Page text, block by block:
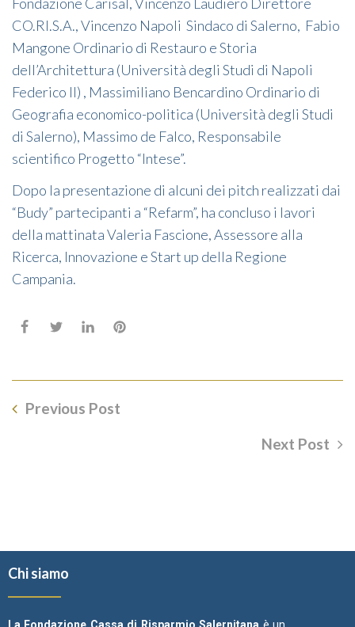
CO.RI.S.A., Vincenzo Napoli Sindaco di Salerno, Fabio
Mangone Ordinario di Restauro e Storia
dell’Architettura (Università degli Studi di Napoli
Federico II) , Massimiliano Bencardino Ordinario di
Geografia economico-politica (Università degli Studi
di Salerno), Massimo de Falco, Responsabile
scientifico Progetto “Intese”.
Dopo la presentazione di alcuni dei pitch realizzati dai
“Budy” partecipanti a “Refarm”, ha concluso i lavori
della mattinata Valeria Fascione, Assessore alla
Ricerca, Innovazione e Start up della Regione
Campania.
Previous Post
Next Post
Chi siamo